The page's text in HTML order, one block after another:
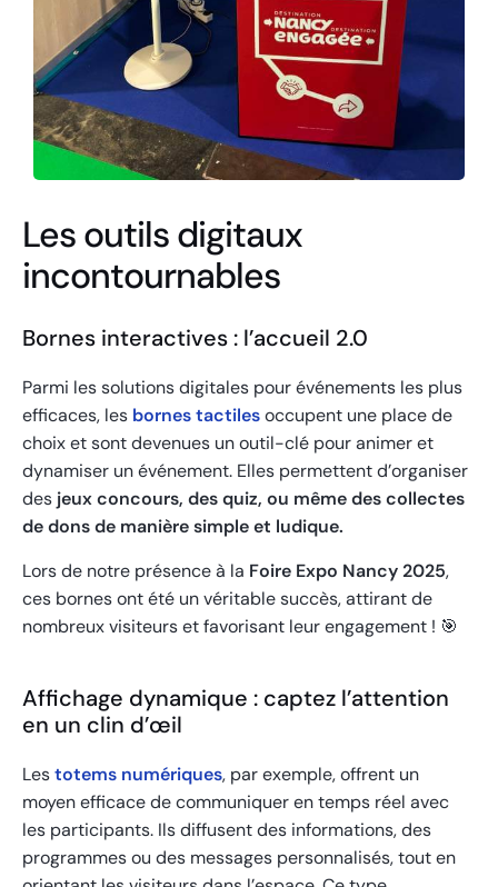
Les outils digitaux
incontournables
Bornes interactives : l’accueil 2.0
Parmi les solutions digitales pour événements les plus
efficaces, les bornes tactilesoccupent une place de
choix et sont devenues un outil-clé pour animer et
dynamiser un événement. Elles permettent d’organiser
des jeux concours, des quiz, ou même des collectes
de dons de manière simple et ludique.
Lors de notre présence à la Foire Expo Nancy 2025,
ces bornes ont été un véritable succès, attirant de
nombreux visiteurs et favorisant leur engagement ! 🎯
Affichage dynamique : captez l’attention
en un clin d’œil
Lestotems numériques, par exemple, offrent un
moyen efficace de communiquer en temps réel avec
les participants. Ils diffusent des informations, des
programmes ou des messages personnalisés, tout en